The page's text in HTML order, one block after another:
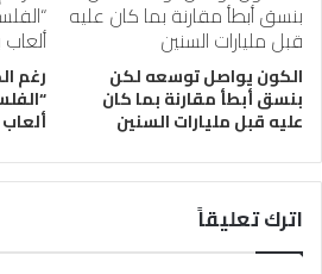
الكون يواصل توسعه لكن
بنسق أبطأ مقارنة بما كان
عليه قبل مليارات السنين
رغم
اترك تعليقاً